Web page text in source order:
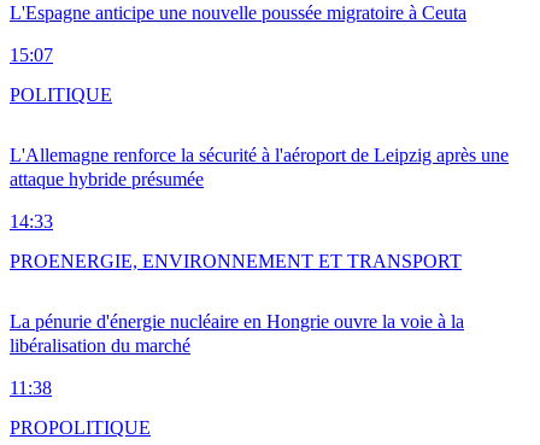
L'Espagne anticipe une nouvelle poussée migratoire à Ceuta
15:07
L'Allemagne renforce la sécurité à l'aéroport de Leipzig après une
attaque hybride présumée
14:33
POLITIQUE
La pénurie d'énergie nucléaire en Hongrie ouvre la voie à la
libéralisation du marché
11:38
PROENERGIE, ENVIRONNEMENT ET TRANSPORT
PROPOLITIQUE